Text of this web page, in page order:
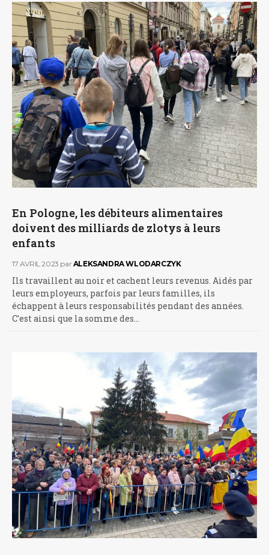
En Pologne, les débiteurs alimentaires
doivent des milliards de zlotys à leurs
enfants
17 AVRIL 2023 parALEKSANDRA WLODARCZYK
Ils travaillent au noir et cachent leurs revenus. Aidés par
leurs employeurs, parfois par leurs familles, ils
échappent à leurs responsabilités pendant des années.
C’est ainsi que la somme des…